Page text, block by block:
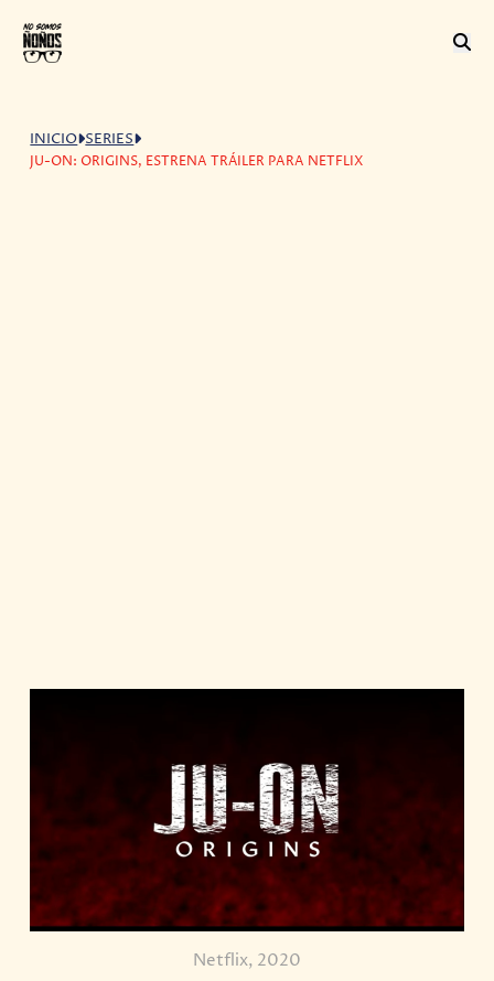
INICIO SERIES
JU-ON: ORIGINS, ESTRENA TRÁILER PARA NETFLIX
Netflix, 2020